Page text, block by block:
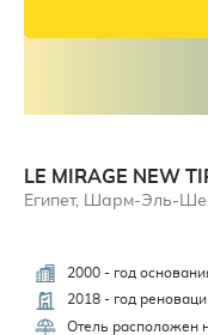
LE MIRAGE NEW
Египет, Шарм-Эль-
2000 - год
2018 - год
Отель расположен